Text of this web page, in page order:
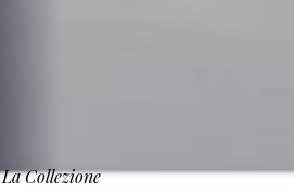
La Collezione